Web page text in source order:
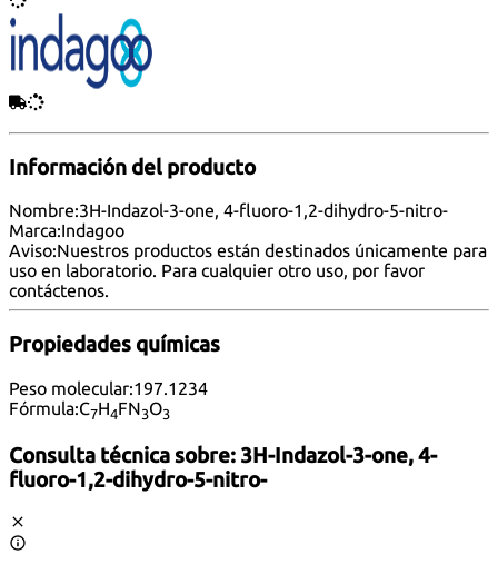
Información del producto
Nombre:3H-Indazol-3-one, 4-fluoro-1,2-dihydro-5-nitro-
Marca:Indagoo
Aviso:Nuestros productos están destinados únicamente para
uso en laboratorio. Para cualquier otro uso, por favor
contáctenos.
Propiedades químicas
Peso molecular:197.1234
Fórmula:C7H4FN3O3
Consulta técnica sobre: 3H-Indazol-3-one, 4-
fluoro-1,2-dihydro-5-nitro-